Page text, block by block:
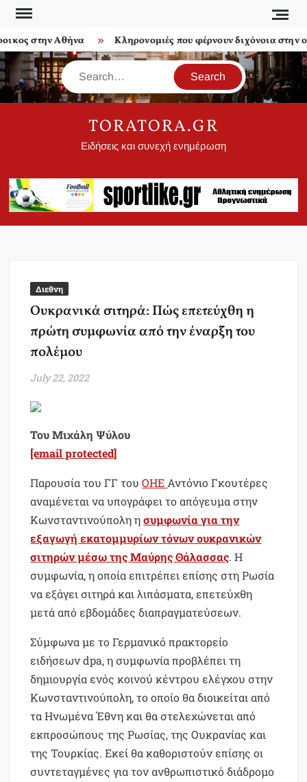
Skip
contentστην Αθήνα Κληρονομιές που φέρνουν διχόνοια στην
Search
TORATORA.GR
Ειδήσεις και συνεχή ενημέρωση
Διεθνη
Ουκρανικά σιτηρά: Πώς επετεύχθη η
πρώτη συμφωνία από την έναρξη του
πολέμου
July 22, 2022
Του Μιχάλη Ψύλου
[email protected]
Παρουσία του ΓΓ τουΟΗΕ Αντόνιο Γκουτέρες
αναμένεται να υπογράφει το απόγευμα στην
Κωνσταντινούπολη ησυμφωνία για την
εξαγωγή εκατομμυρίων τόνων ουκρανικών
σιτηρών μέσω της Μαύρης Θάλασσας. Η
συμφωνία, η οποία επιτρέπει επίσης στη Ρωσία
να εξάγει σιτηρά και λιπάσματα, επετεύχθη
μετά από εβδομάδες διαπραγματεύσεων.
Σύμφωνα με το Γερμανικό πρακτορείο
ειδήσεων dpa, η συμφωνία προβλέπει τη
δημιουργία ενός κοινού κέντρου ελέγχου στην
Κωνσταντινούπολη, το οποίο θα διοικείται από
τα Ηνωμένα Έθνη και θα στελεχώνεται από
εκπροσώπους της Ρωσίας, της Ουκρανίας και
της Τουρκίας. Εκεί θα καθοριστούν επίσης οι
συντεταγμένες για τον ανθρωπιστικό διάδρομο